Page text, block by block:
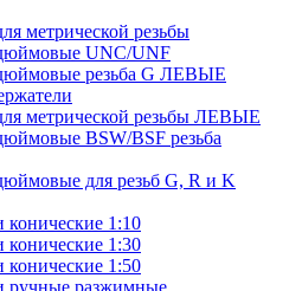
метрической резьбы
UNC/UNF
резьба G ЛЕВЫЕ
метрической резьбы ЛЕВЫЕ
BSW/BSF резьба
для резьб G, R и K
конические 1:10
конические 1:30
конические 1:50
ручные разжимные